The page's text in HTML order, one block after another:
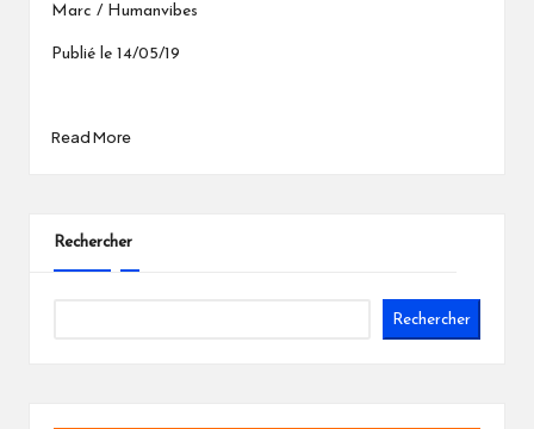
Marc / Humanvibes
Publié le 14/05/19
Read More
Rechercher
Rechercher